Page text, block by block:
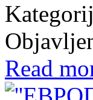
Read